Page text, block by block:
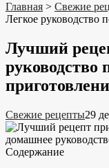
Главная > Свежие
Легкое руководство
Лучший
руководство
Свежие рецепты29
Содержание